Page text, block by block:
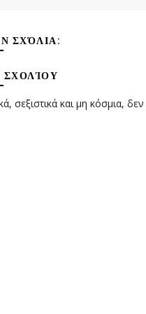
ΣΧΌΛΙΑ:
σεξιστικά και μη κόσμια,